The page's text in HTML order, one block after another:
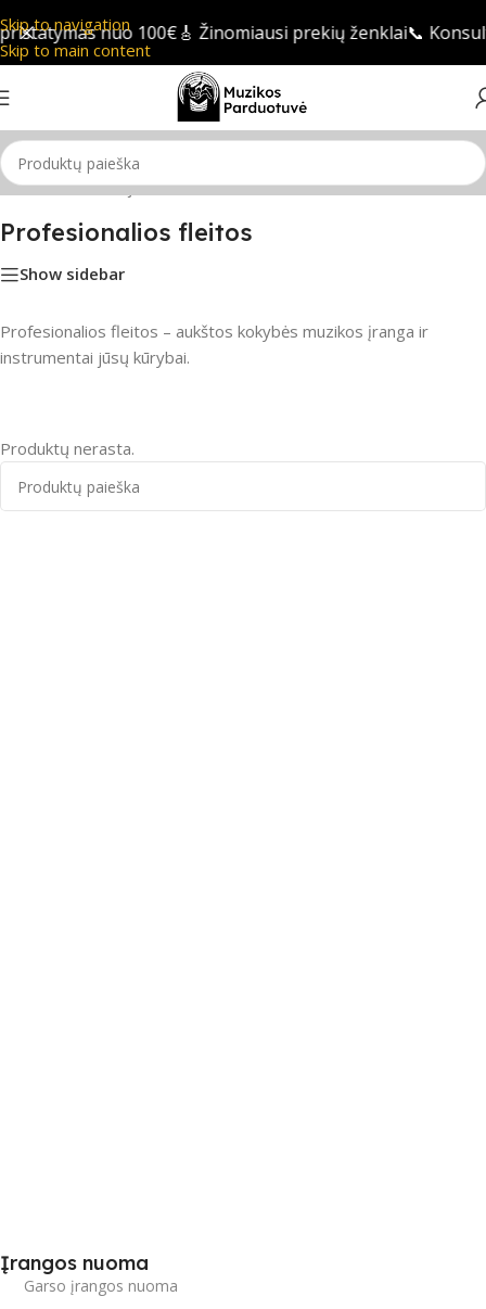
Skip to navigation
Skip to main content
nuo 100€🎸 Žinomiausi prekių ženklai📞
Pradžia/Pučiamieji instrumentai/Fleitos/Profesionalios fleitos
Profesionalios fleitos
Show sidebar
Profesionalios fleitos – aukštos kokybės muzikos įranga ir
instrumentai jūsų kūrybai.
Produktų nerasta.
Įrangos nuoma
Garso įrangos nuoma